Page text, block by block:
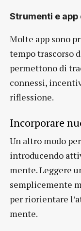
Strumenti e
Molte app sono
tempo trascorso
permettono di
connessi,
riflessione.
Incorporare
Un altro modo
introducendo
mente. Leggere
semplicemente
per riorientare
mente.